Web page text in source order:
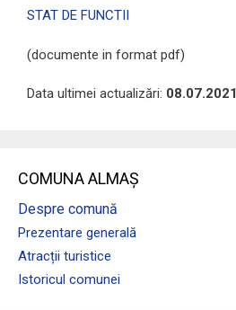
STAT DE FUNCTII
(documente in format pdf)
Data ultimei actualizări: 08.07.2021
COMUNA ALMAȘ
Despre comună
Prezentare generală
Atracții turistice
Istoricul comunei